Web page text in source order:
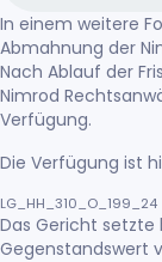
In einem weitere
Abmahnung der
Nach Ablauf der
Nimrod
Verfügung.
Die Verfügung ist
LG_HH_310_O_199_24
Das Gericht setzte
Gegenstandswert